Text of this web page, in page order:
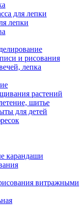
для лепки
лепки
и рисования
лепка
растений
шитье
для детей
карандаши
витражными